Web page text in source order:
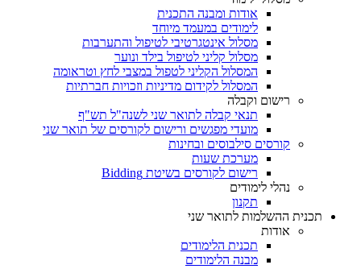
אודות ומבנה התכנית
לימודים במעמד מיוחד
מסלול אינטגרטיבי לטיפול והתערבות
מסלול קליני לטיפול בילד ונוער
המסלול הקליני לטפול במצבי לחץ וטראומה
המסלול לקידום מדיניות וזכויות חברתיות
רישום וקבלה
תנאי קבלה לתואר שני לשנה"ל תש"ף
מועדי מפגשים ורישום לקורסים של תואר שני
קורסים סילבוסים ובחינות
מערכת שעות
רישום לקורסים בשיטת Bidding
נהלי לימודים
תקנון
תכנית ההשלמות לתואר שני
אודות
תכנית הלימודים
מבנה הלימודים